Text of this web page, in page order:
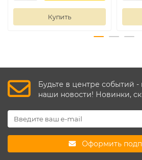
Купить
Будьте в центре событий
наши новости! Новинки,
Оформить